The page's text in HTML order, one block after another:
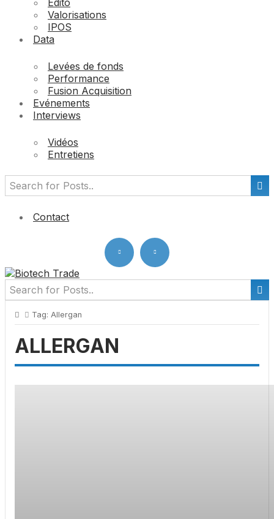
Edito
Valorisations
IPOS
Data
Levées de fonds
Performance
Fusion Acquisition
Evénements
Interviews
Vidéos
Entretiens
Contact
Tag: Allergan
ALLERGAN